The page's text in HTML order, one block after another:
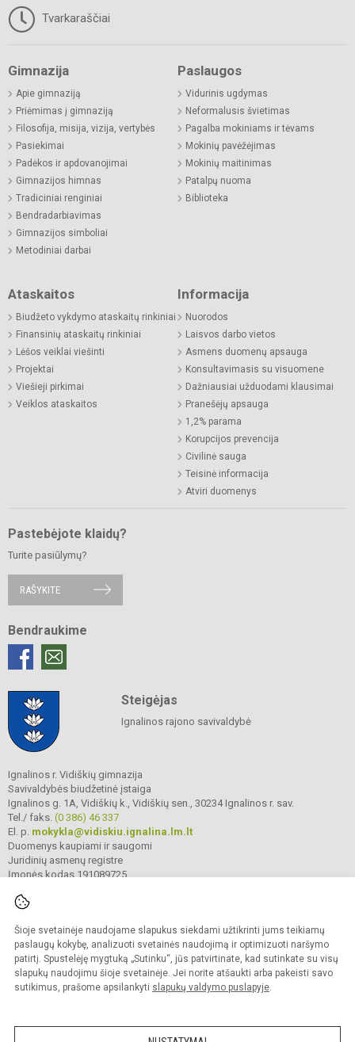
Šioje svetainėje naudojame slapukus siekdami užtikrinti jums teikiamų
paslaugų kokybę, analizuoti svetainės naudojimą ir optimizuoti naršymo
patirtį. Spustelėję mygtuką „Sutinku“, jūs patvirtinate, kad sutinkate su visų
slapukų naudojimu šioje svetainėje. Jei norite atšaukti arba pakeisti savo
sutikimus, prašome apsilankyti slapukų valdymo puslapyje.
Tvarkaraščiai
Gimnazija
Apie gimnaziją
Priėmimas į gimnaziją
Filosofija, misija, vizija, vertybės
Pasiekimai
Padėkos ir apdovanojimai
Gimnazijos himnas
Tradiciniai renginiai
Bendradarbiavimas
Gimnazijos simboliai
Metodiniai darbai
Paslaugos
Vidurinis ugdymas
Neformalusis švietimas
Pagalba mokiniams ir tėvams
Mokinių pavėžėjimas
Mokinių maitinimas
Patalpų nuoma
Biblioteka
Ataskaitos
Biudžeto vykdymo ataskaitų rinkiniai
Finansinių ataskaitų rinkiniai
Lėšos veiklai viešinti
Projektai
Viešieji pirkimai
Veiklos ataskaitos
Informacija
Nuorodos
Laisvos darbo vietos
Asmens duomenų apsauga
Konsultavimasis su visuomene
Dažniausiai užduodami klausimai
Pranešėjų apsauga
1,2% parama
Korupcijos prevencija
Civilinė sauga
Teisinė informacija
Atviri duomenys
Pastebėjote klaidų?
Turite pasiūlymų?
RAŠYKITE
Bendraukime
Steigėjas
Ignalinos rajono savivaldybė
Ignalinos r. Vidiškių gimnazija
Savivaldybės biudžetinė įstaiga
Ignalinos g. 1A, Vidiškių k., Vidiškių sen., 30234 Ignalinos r. sav.
Tel./ faks. (0 386) 46 337
El. p. mokykla@vidiskiu.ignalina.lm.lt
Duomenys kaupiami ir saugomi
Juridinių asmenų registre
Įmonės kodas 191089725
© 2025. Ignalinos r. Vidiškių gimnazija. Visos teisės saugomos.
Kopijuoti turinį be raštiško gimnazijos sutikimo griežtai draudžiama.
Prieinamumo paraiška Slapukų valdymas
Sumanus būdas atnaujinti